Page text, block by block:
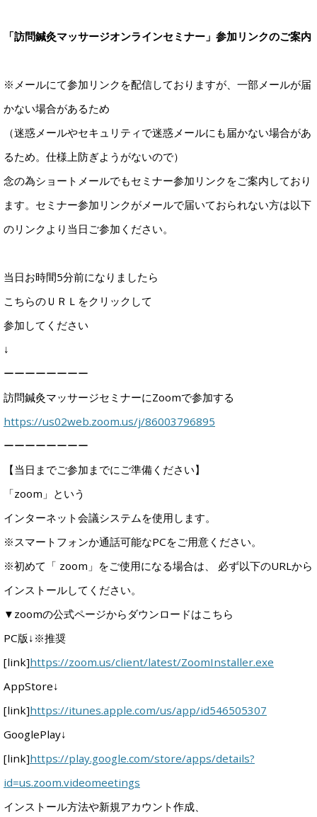
「訪問鍼灸マッサージオンラインセミナー」参加リンクのご案内
※メールにて参加リンクを配信しておりますが、一部メールが届
かない場合があるため
（迷惑メールやセキュリティで迷惑メールにも届かない場合があ
るため。仕様上防ぎようがないので）
念の為ショートメールでもセミナー参加リンクをご案内しており
ます。セミナー参加リンクがメールで届いておられない方は以下
のリンクより当日ご参加ください。
当日お時間5分前になりましたら
こちらのＵＲＬをクリックして
参加してください
↓
ーーーーーーーー
訪問鍼灸マッサージセミナーにZoomで参加する
https://us02web.zoom.us/j/86003796895
ーーーーーーーー
【当日までご参加までにご準備ください】
「zoom」という
インターネット会議システムを使用します。
※スマートフォンか通話可能なPCをご用意ください。
※初めて「 zoom」をご使用になる場合は、 必ず以下のURLから
インストールしてください。
▼zoomの公式ページからダウンロードはこちら
PC版↓※推奨
[link]https://zoom.us/client/latest/ZoomInstaller.exe
AppStore↓
[link]https://itunes.apple.com/us/app/id546505307
GooglePlay↓
[link]https://play.google.com/store/apps/details?
id=us.zoom.videomeetings
インストール方法や新規アカウント作成、